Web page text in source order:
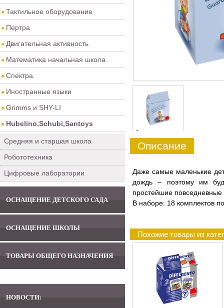
Тактильное оборудование
Пертра
Двигательная активность
Математика начальная школа
Спектра
Иностранные языки
Grimms и SHY-LI
Hubelino,Schubi,Santoys
Средняя и старшая школа
Робототехника
Цифровые лаборатории
ОСНАЩЕНИЕ ДЕТСКОГО САДА
ОСНАЩЕНИЕ ШКОЛЫ
ТОВАРЫ ОБЩЕГО НАЗНАЧЕНИЯ
НОВОСТИ:
0
Описание
Даже самые маленькие
дождь – поэтому им
простейшие
В наборе: 18 комплектов
Похожие товары из